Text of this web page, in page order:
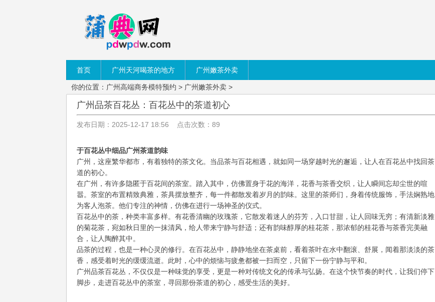
首页 广州天河喝茶的地方 广州嫩茶外卖
你的位置： 广州高端商务模特预约 > 广州嫩茶外卖 >
广州品茶百花丛：百花丛中的茶道初心
发布日期：2025-12-17 18:56 点击次数：89
于百花丛中细品广州茶道韵味
广州，这座繁华都市，有着独特的茶文化。当品茶与百花相遇，就如同一场穿越时光的邂逅，让人在百花丛中找回茶
道的初心。
在广州，有许多隐匿于百花间的茶室。踏入其中，仿佛置身于花的海洋，花香与茶香交织，让人瞬间忘却尘世的喧
嚣。茶室的布置精致典雅，茶具摆放整齐，每一件都散发着岁月的韵味。这里的茶师们，身着传统服饰，手法娴熟地
为客人泡茶。他们专注的神情，仿佛在进行一场神圣的仪式。
百花丛中的茶，种类丰富多样。有花香清幽的玫瑰茶，它散发着迷人的芬芳，入口甘甜，让人回味无穷；有清新淡雅
的菊花茶，宛如秋日里的一抹清风，给人带来宁静与舒适；还有韵味醇厚的桂花茶，那浓郁的桂花香与茶香完美融
合，让人陶醉其中。
品茶的过程，也是一种心灵的修行。在百花丛中，静静地坐在茶桌前，看着茶叶在水中翻滚、舒展，闻着那淡淡的茶
香，感受着时光的缓缓流逝。此时，心中的烦恼与疲惫都被一扫而空，只留下一份宁静与平和。
广州品茶百花丛，不仅仅是一种味觉的享受，更是一种对传统文化的传承与弘扬。在这个快节奏的时代，让我们停下
脚步，走进百花丛中的茶室，寻回那份茶道的初心，感受生活的美好。